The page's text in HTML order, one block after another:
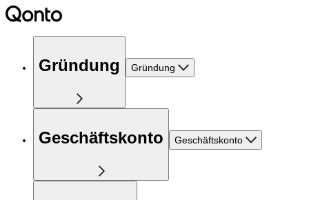
Gründung Gründung
Geschäftskonto Geschäftskonto